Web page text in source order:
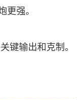
强。
键输出和克制。